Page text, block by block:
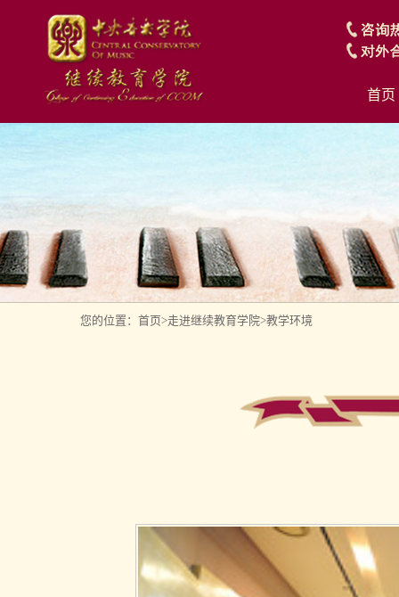
首页
您的位置：首页>走进继续教育学院>教学环境